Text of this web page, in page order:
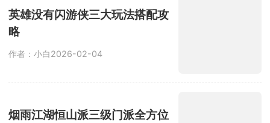
英雄没有闪游侠三大玩法搭配攻
略
作者：小白2026-02-04
烟雨江湖恒山派三级门派全方位